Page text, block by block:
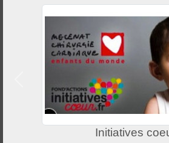
Initiatives
Précedent